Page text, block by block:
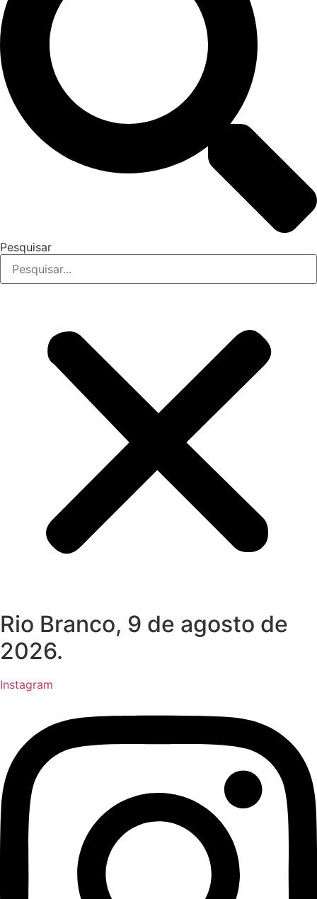
Pesquisar
Rio Branco, 9 de agosto de
2026.
Instagram